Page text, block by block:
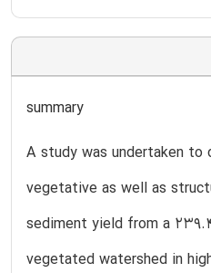
summary
A study was undertaken to
vegetative as well as
sediment yield from a
vegetated watershed in